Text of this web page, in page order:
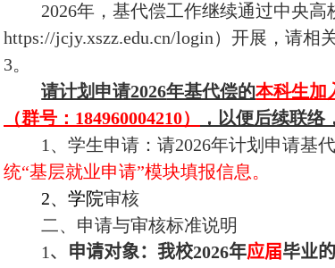
2026年，基代偿工作继续通过中央高
https://jcjy.xszz.edu.cn/login）开展，请相
3。
请计划申请2026年基代偿的本科生加
（群号： 184960004210）
，以便后续联络
1、学生申请：请2026年计划申请基
统“基层就业申请”模块填报信息。
2、学院审核
二、申请与审核标准说明
1、 申请对象：我校2026年应届毕业